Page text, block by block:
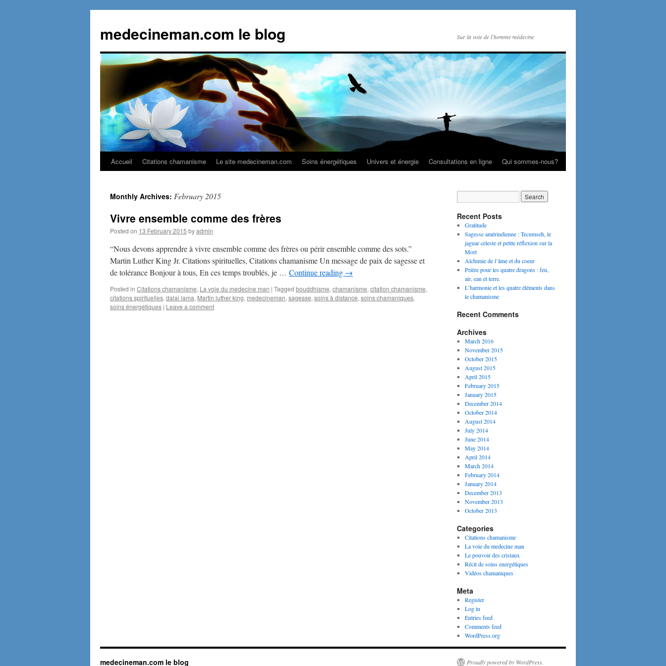
content
medecineman.com le blog Sur la voie de l'homme médecine
Accueil Citations chamanisme Le site medecineman.com Soins énergétiques Univers et énergie Consultations en ligne Qui sommes-nous?
Monthly Archives: February 2015
Vivre ensemble comme des frères
Posted on 13 February 2015 byadmin
“Nous devons apprendre à vivre ensemble comme des frères ou périr ensemble comme des sots.”
Martin Luther King Jr. Citations spirituelles, Citations chamanisme Un message de paix de sagesse et
de tolérance Bonjour à tous, En ces temps troublés, je … Continue reading →
Posted in Citations chamanisme, La voie du medecine man | Tagged bouddhisme, chamanisme, citation chamanisme,
citations spirituelles, dalai lama, Martin luther king, medecineman, sagesse, soins à distance, soins chamaniques,
soins énergétiques | Leave a comment
Recent Posts
Gratitude
Sagesse amérindienne : Tecumseh, le
jaguar celeste et petite réflexion sur la
Mort
Alchimie de l’âme et du coeur
Prière pour les quatre dragons : feu,
air, eau et terre.
L’harmonie et les quatre éléments dans
le chamanisme
Recent Comments
Archives
March 2016
November 2015
October 2015
August 2015
April 2015
February 2015
January 2015
December 2014
October 2014
August 2014
July 2014
June 2014
May 2014
April 2014
March 2014
February 2014
January 2014
December 2013
November 2013
October 2013
Categories
Citations chamanisme
La voie du medecine man
Le pouvoir des cristaux
Récit de soins energétiques
Vidéos chamaniques
Meta
Register
Log in
Entries feed
Comments feed
WordPress.org
medecineman.com le blog Proudly powered by WordPress.